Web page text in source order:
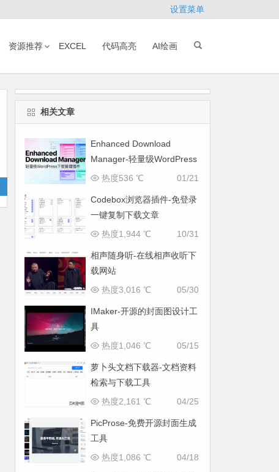
设置菜单
资源推荐 EXCEL 代码高亮 AI绘画
相关文章
Enhanced Download
Manager-轻量级WordPress
下载管理插件
01/21
热度536 ℃
Codebox浏览器插件-免登录
一键复制下载文章
10/31
热度1,944 ℃
相声随身听-在线相声收听下
载网站
05/30
热度3,016 ℃
IMaker-开源的封面图设计工
具
05/15
热度1,046 ℃
萝卜头文档下载器-文档资料
检索与下载工具
04/25
热度2,161 ℃
PicProse-免费开源封面生成
工具
04/18
热度1,086 ℃